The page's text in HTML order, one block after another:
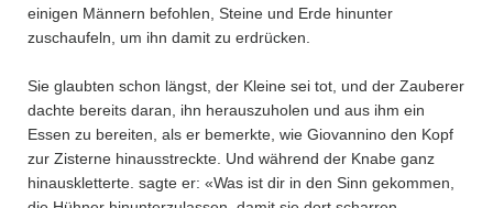
einigen Männern befohlen, Steine und Erde hinunter
zuschaufeln, um ihn damit zu erdrücken.
Sie glaubten schon längst, der Kleine sei tot, und der Zauberer
dachte bereits daran, ihn herauszuholen und aus ihm ein
Essen zu bereiten, als er bemerkte, wie Giovannino den Kopf
zur Zisterne hinausstreckte. Und während der Knabe ganz
hinauskletterte. sagte er: «Was ist dir in den Sinn gekommen,